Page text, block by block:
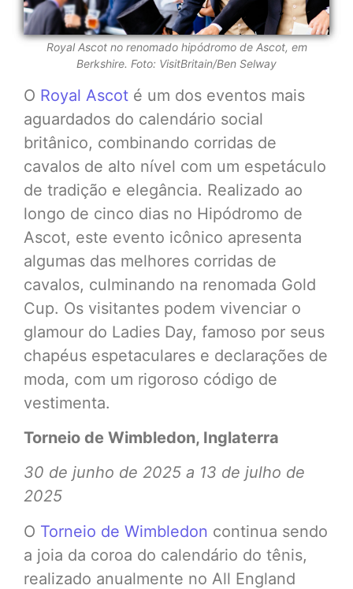
Royal Ascot no renomado hipódromo de Ascot, em
Berkshire. Foto: VisitBritain/Ben Selway
O Royal Ascot é um dos eventos mais
aguardados do calendário social
britânico, combinando corridas de
cavalos de alto nível com um espetáculo
de tradição e elegância. Realizado ao
longo de cinco dias no Hipódromo de
Ascot, este evento icônico apresenta
algumas das melhores corridas de
cavalos, culminando na renomada Gold
Cup. Os visitantes podem vivenciar o
glamour do Ladies Day, famoso por seus
chapéus espetaculares e declarações de
moda, com um rigoroso código de
vestimenta.
Torneio de Wimbledon, Inglaterra
30 de junho de 2025 a 13 de julho de
2025
O Torneio de Wimbledon continua sendo
a joia da coroa do calendário do tênis,
realizado anualmente no All England